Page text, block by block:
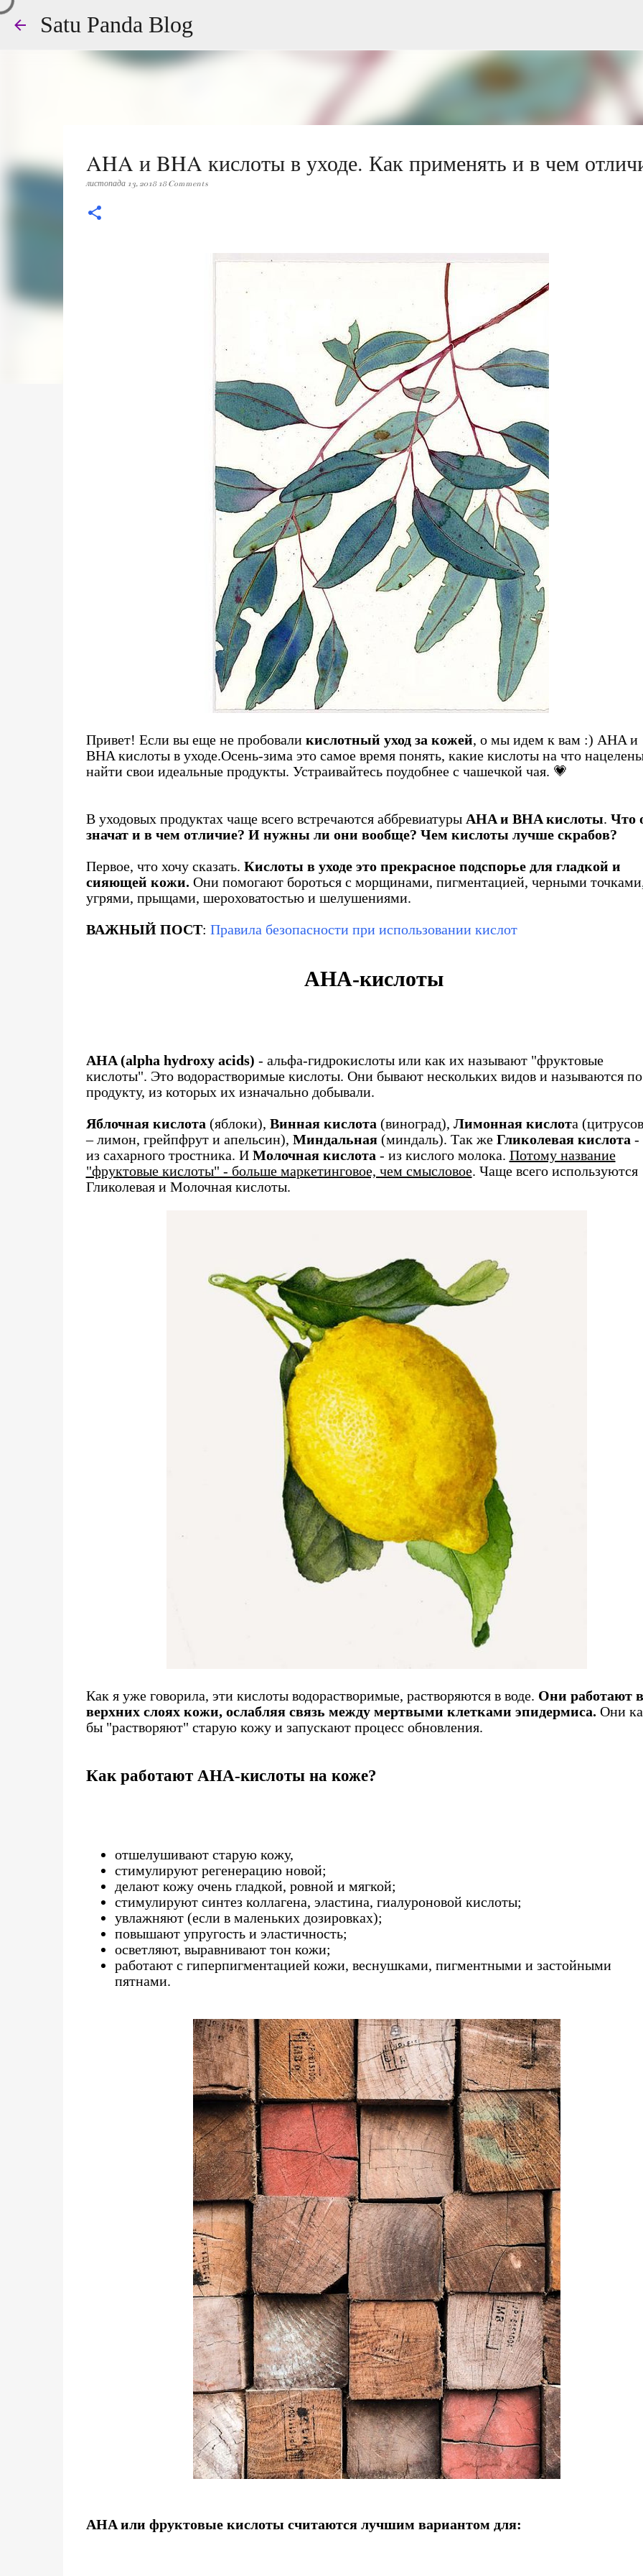
Satu Panda Blog
AHA и BHA кислоты в уходе. Как применять и в чем
листопада 13, 201818 Comments
Привет! Если вы еще не пробовали кислотный уход за кожей, о мы идем к вам :) AHA и
BHA кислоты в уходе.Осень-зима это самое время понять, какие кислоты на что
найти свои идеальные продукты. Устраивайтесь поудобнее с чашечкой чая. 💗
В уходовых продуктах чаще всего встречаются аббревиатуры AHA и BHA кислоты. Что
значат и в чем отличие? И нужны ли они вообще? Чем кислоты лучше скрабов?
Первое, что хочу сказать. Кислоты в уходе это прекрасное подспорье для гладкой и
сияющей кожи. Они помогают бороться с морщинами, пигментацией, черными
угрями, прыщами, шероховатостью и шелушениями.
ВАЖНЫЙ ПОСТ: Правила безопасности при использовании кислот
AHA-кислоты
AHA (alpha hydroxy acids) - альфа-гидрокислоты или как их называют "фруктовые
кислоты". Это водорастворимые кислоты. Они бывают нескольких видов и называются по
продукту, из которых их изначально добывали.
Яблочная кислота (яблоки), Винная кислота (виноград), Лимонная кислота
– лимон, грейпфрут и апельсин), Миндальная(миндаль). Так жеГликолевая кислота -
из сахарного тростника. И Молочная кислота - из кислого молока. Потому название
"фруктовые кислоты" - больше маркетинговое, чем смысловое. Чаще всего используются
Гликолевая и Молочная кислоты.
Как я уже говорила, эти кислоты водорастворимые, растворяются в воде. Они работают в
верхних слоях кожи, ослабляя связь между мертвыми клетками эпидермиса. Они
бы "растворяют" старую кожу и запускают процесс обновления.
Как работают AHA-кислоты на коже?
отшелушивают старую кожу,
стимулируют регенерацию новой;
делают кожу очень гладкой, ровной и мягкой;
стимулируют синтез коллагена, эластина, гиалуроновой кислоты;
увлажняют (если в маленьких дозировках);
повышают упругость и эластичность;
осветляют, выравнивают тон кожи;
работают с гиперпигментацией кожи, веснушками, пигментными и застойными
пятнами.
AHA или фруктовые кислоты считаются лучшим вариантом для: